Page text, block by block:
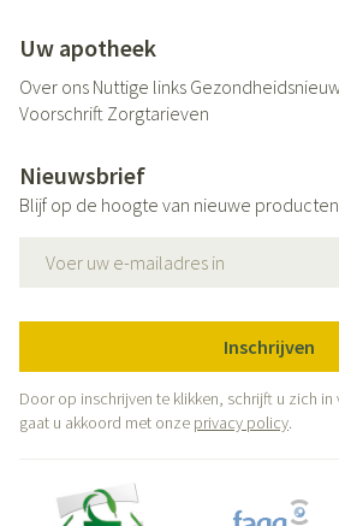
Uw apotheek
Over ons Nuttige links
Voorschrift Zorgtarieven
Nieuwsbrief
Blijf op de hoogte van nieuwe
Inschrijven
Door op inschrijven te klikken, schrijft u zich
gaat u akkoord met onze privacy policy.